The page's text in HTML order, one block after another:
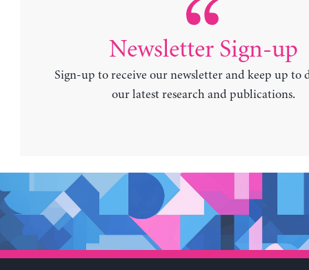
Newsletter Sign-up
Sign-up to receive our newsletter and keep up to
our latest research and publications.